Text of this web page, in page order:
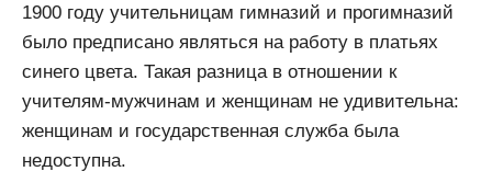
1900 году учительницам гимназий и прогимназий
было предписано являться на работу в платьях
синего цвета. Такая разница в отношении к
учителям-мужчинам и женщинам не удивительна:
женщинам и государственная служба была
недоступна.